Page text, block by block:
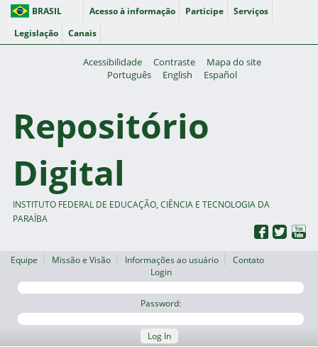
BRASIL Acesso à informação Participe
Serviços
Legislação
Canais
Acessibilidade Contraste
Mapa do site
Português
English Español
Repositório
Digital
INSTITUTO FEDERAL DE EDUCAÇÃO, CIÊNCIA E TECNOLOGIA DA
PARAÍBA
Equipe Missão e Visão Informações ao usuário
Contato
Login
Password:
Log In